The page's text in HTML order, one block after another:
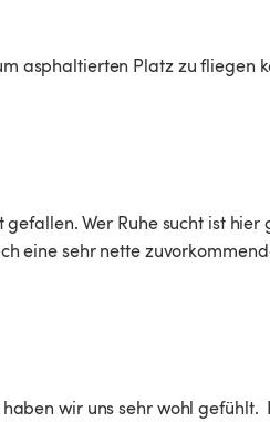
asphaltierten Platz zu fliegen
gefallen. Wer Ruhe sucht ist
eine sehr nette
wir uns sehr wohl